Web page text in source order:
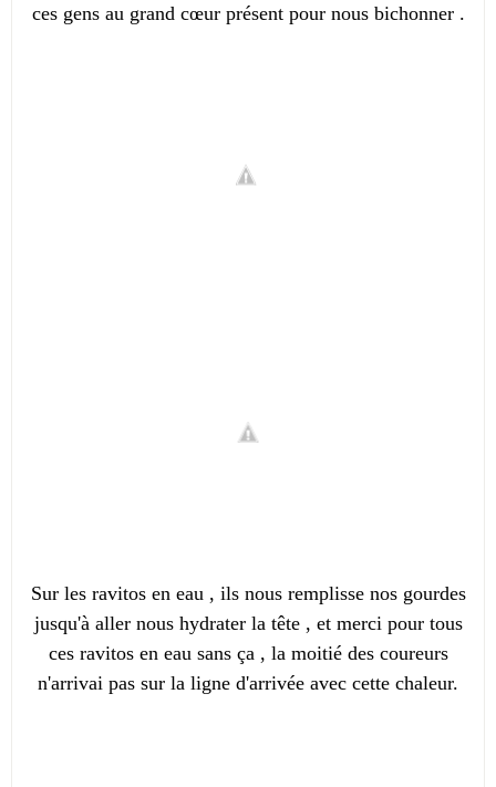
ces gens au grand cœur présent pour nous bichonner .
Sur les ravitos en eau , ils nous remplisse nos gourdes
jusqu'à aller nous hydrater la tête , et merci pour tous
ces ravitos en eau sans ça , la moitié des coureurs
n'arrivai pas sur la ligne d'arrivée avec cette chaleur.